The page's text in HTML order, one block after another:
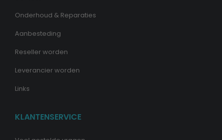
Onderhoud & Reparaties
Aanbesteding
Reseller worden
Leverancier worden
Links
KLANTENSERVICE